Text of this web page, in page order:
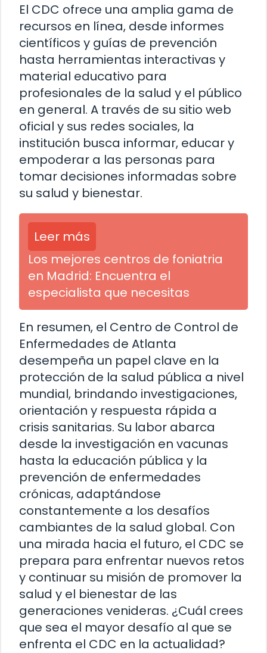
El CDC ofrece una amplia gama de
recursos en línea, desde informes
científicos y guías de prevención
hasta herramientas interactivas y
material educativo para
profesionales de la salud y el público
en general. A través de su sitio web
oficial y sus redes sociales, la
institución busca informar, educar y
empoderar a las personas para
tomar decisiones informadas sobre
su salud y bienestar.
Leer más
Los mejores centros de foniatria
en Madrid: Encuentra el
especialista que necesitas
En resumen, el Centro de Control de
Enfermedades de Atlanta
desempeña un papel clave en la
protección de la salud pública a nivel
mundial, brindando investigaciones,
orientación y respuesta rápida a
crisis sanitarias. Su labor abarca
desde la investigación en vacunas
hasta la educación pública y la
prevención de enfermedades
crónicas, adaptándose
constantemente a los desafíos
cambiantes de la salud global. Con
una mirada hacia el futuro, el CDC se
prepara para enfrentar nuevos retos
y continuar su misión de promover la
salud y el bienestar de las
generaciones venideras. ¿Cuál crees
que sea el mayor desafío al que se
enfrenta el CDC en la actualidad?